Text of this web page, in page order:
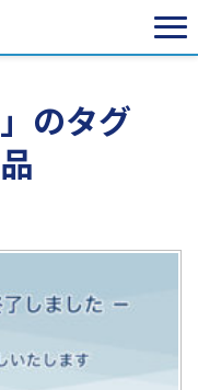
のタグ